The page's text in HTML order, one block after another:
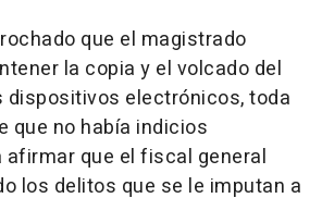
que el magistrado
la copia y el volcado del
dispositivos electrónicos, toda
que no había indicios
que el fiscal general
los delitos que se le imputan a